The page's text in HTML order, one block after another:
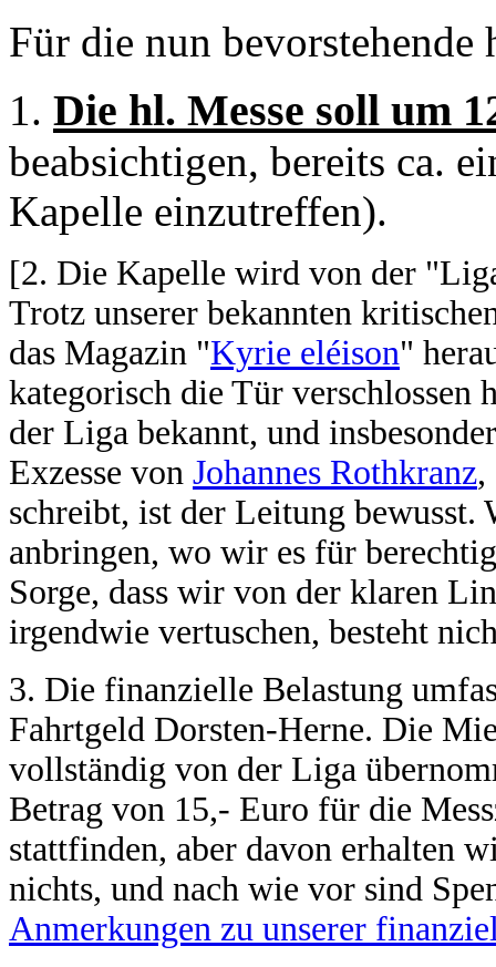
Für die nun
1. Die hl. Messe soll um
beabsichtigen, bereits ca.
Kapelle einzutreffen).
[2. Die Kapelle wird von der
Trotz unserer bekannten
das Magazin "Kyrie eléison"
kategorisch die Tür verschlossen
der Liga bekannt, und
Exzesse von Johannes Rothkranz,
schreibt, ist der Leitung
anbringen, wo wir es für
Sorge, dass wir von der klaren
irgendwie vertuschen, besteht
3. Die finanzielle Belastung
Fahrtgeld Dorsten-Herne. Die
vollständig von der Liga
Betrag von 15,- Euro für die
stattfinden, aber davon erhalten
nichts, und nach wie vor sind
Anmerkungen zu unserer